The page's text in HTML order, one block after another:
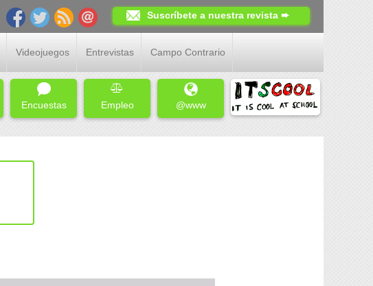
Suscríbete a nuestra revista ➨
Videojuegos Entrevistas Campo Contrario
Encuestas Empleo @www